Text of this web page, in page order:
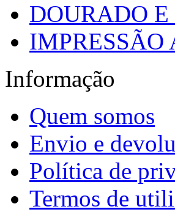
DOURADO
IMPRESSÃO
Informação
Quem somos
Envio e
Política de
Termos de